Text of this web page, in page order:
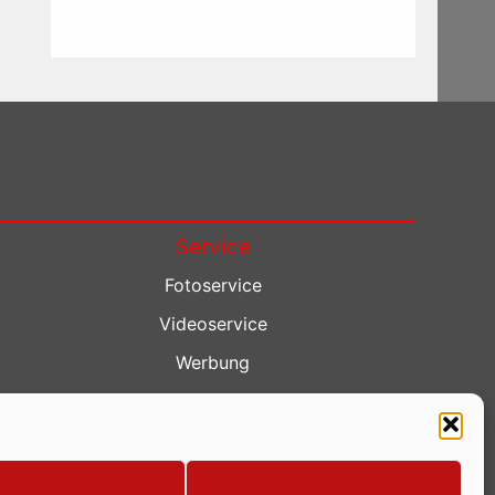
Service
Fotoservice
Videoservice
Werbung